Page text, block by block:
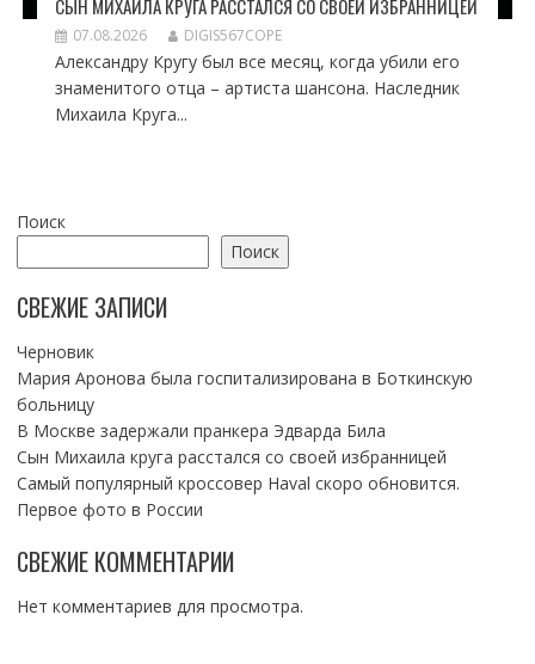
СЫН МИХАИЛА КРУГА РАССТАЛСЯ СО СВОЕЙ ИЗБРАННИЦЕЙ
07.08.2026 DIGIS567COPE
Александру Кругу был все месяц, когда убили его
знаменитого отца – артиста шансона. Наследник
Михаила Круга...
Поиск
Поиск
СВЕЖИЕ ЗАПИСИ
Черновик
Мария Аронова была госпитализирована в Боткинскую
больницу
В Москве задержали пранкера Эдварда Била
Сын Михаила круга расстался со своей избранницей
Самый популярный кроссовер Haval скоро обновится.
Первое фото в России
СВЕЖИЕ КОММЕНТАРИИ
Нет комментариев для просмотра.